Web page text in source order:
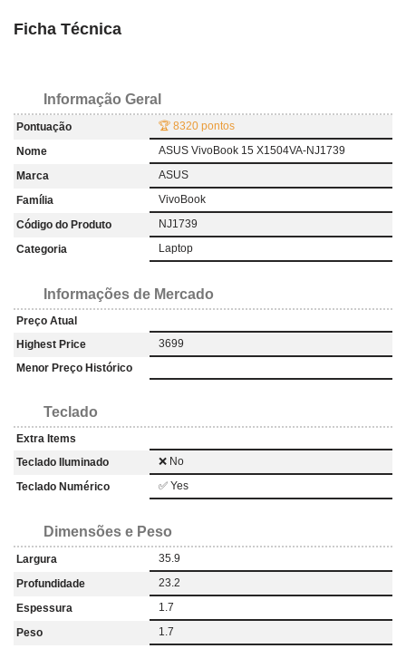
Ficha Técnica
Informação Geral
Pontuação
🏆 8320 pontos
Nome
ASUS VivoBook 15 X1504VA-NJ1739
Marca
ASUS
Família
VivoBook
Código do Produto
NJ1739
Categoria
Laptop
Informações de Mercado
Preço Atual
Highest Price
3699
Menor Preço Histórico
Teclado
Extra Items
Teclado Iluminado
❌ No
Teclado Numérico
✅ Yes
Dimensões e Peso
Largura
35.9
Profundidade
23.2
Espessura
1.7
Peso
1.7